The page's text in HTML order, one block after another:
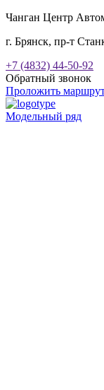
Чанган Центр
г. Брянск, пр-т
+7 (4832) 44-50-92
Обратный звонок
Проложить
Модельный ряд